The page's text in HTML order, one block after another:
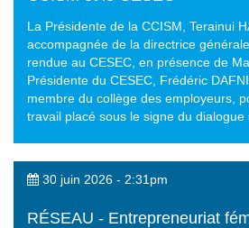
La Présidente de la CCISM, Terainui
accompagnée de la directrice
rendue au CESEC, en présence de
Présidente du CESEC, Frédéric
membre du collège des employeurs,
travail placé sous le signe du dialogue
30 juin 2026 - 2:31pm
RÉSEAU - Entrepreneuriat